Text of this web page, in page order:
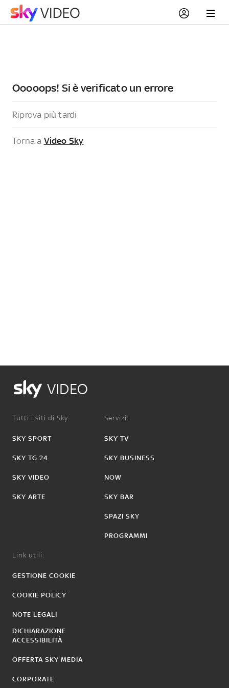
Ooooops! Si è verificato un errore
Riprova più tardi
Torna a Video Sky
VIDEO
Tutti i siti di Sky:
SKY SPORT
SKY TG 24
SKY VIDEO
SKY ARTE
Servizi:
SKY TV
SKY BUSINESS
NOW
SKY BAR
SPAZI SKY
PROGRAMMI
Link utili:
GESTIONE COOKIE
COOKIE POLICY
NOTE LEGALI
DICHIARAZIONE
ACCESSIBILITÀ
OFFERTA SKY MEDIA
CORPORATE